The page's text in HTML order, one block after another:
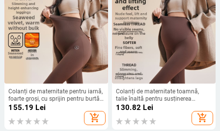
Colanți de maternitate pentru iarnă,
foarte groși, cu sprijin pentru burtă
și ridicare a șoldurilor, nailon 90–
95% + spandex 5–10%, Iarna 2025
155.19 Lei
add_shopping_cart
Colanți de maternitate toamnă,
talie înaltă pentru susținerea
abdomenului, elasticitate mare,
material nylon, lungime 9/10,
croială strânsă
130.82 Lei
add_shopping_cart